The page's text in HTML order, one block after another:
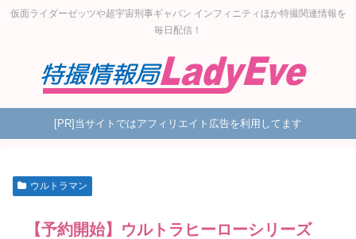
仮面ライダーゼッツや超宇宙刑事ギャバン インフィニティほか特撮関連情報を
毎日配信！
[PR]当サイトではアフィリエイト広告を利用してます
ウルトラマン
【予約開始】ウルトラヒーローシリーズ